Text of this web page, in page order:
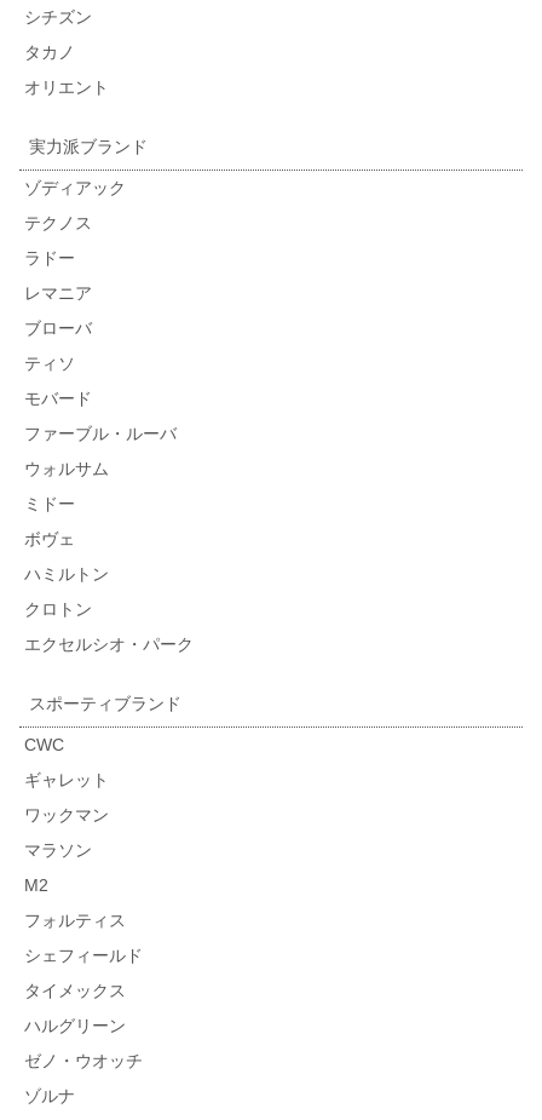
シチズン
タカノ
オリエント
実力派ブランド
ゾディアック
テクノス
ラドー
レマニア
ブローバ
ティソ
モバード
ファーブル・ルーバ
ウォルサム
ミドー
ボヴェ
ハミルトン
クロトン
エクセルシオ・パーク
スポーティブランド
CWC
ギャレット
ワックマン
マラソン
M2
フォルティス
シェフィールド
タイメックス
ハルグリーン
ゼノ・ウオッチ
ゾルナ